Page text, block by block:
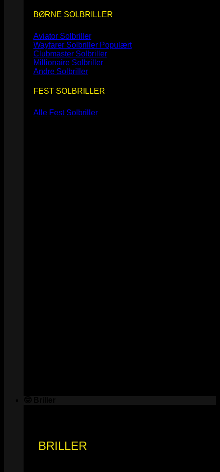
BØRNE SOLBRILLER
Aviator Solbriller
Wayfarer Solbriller
Clubmaster Solbriller
Millionaire Solbriller
Andre Solbriller
FEST SOLBRILLER
Alle Fest Solbriller
BRILLER